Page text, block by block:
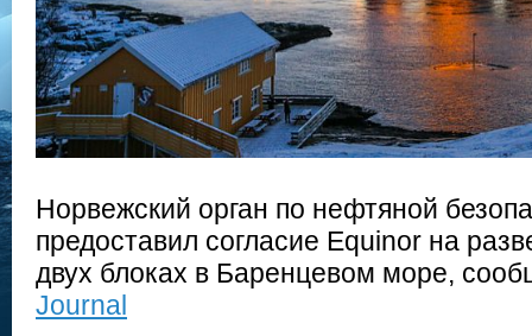
Норвежский орган по нефтяной
предоставил согласие Equinor на
двух блоках в Баренцевом море,
Journal